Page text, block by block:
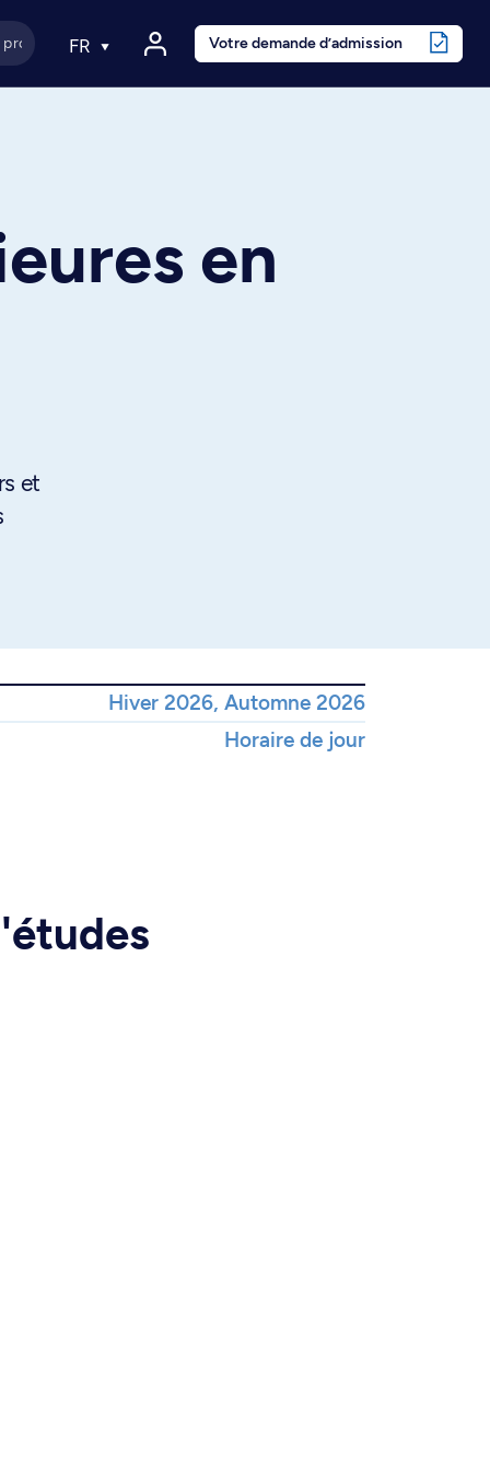
FR Votre demande d’admission
en
et
Hiver 2026, Automne 2026
Horaire de jour